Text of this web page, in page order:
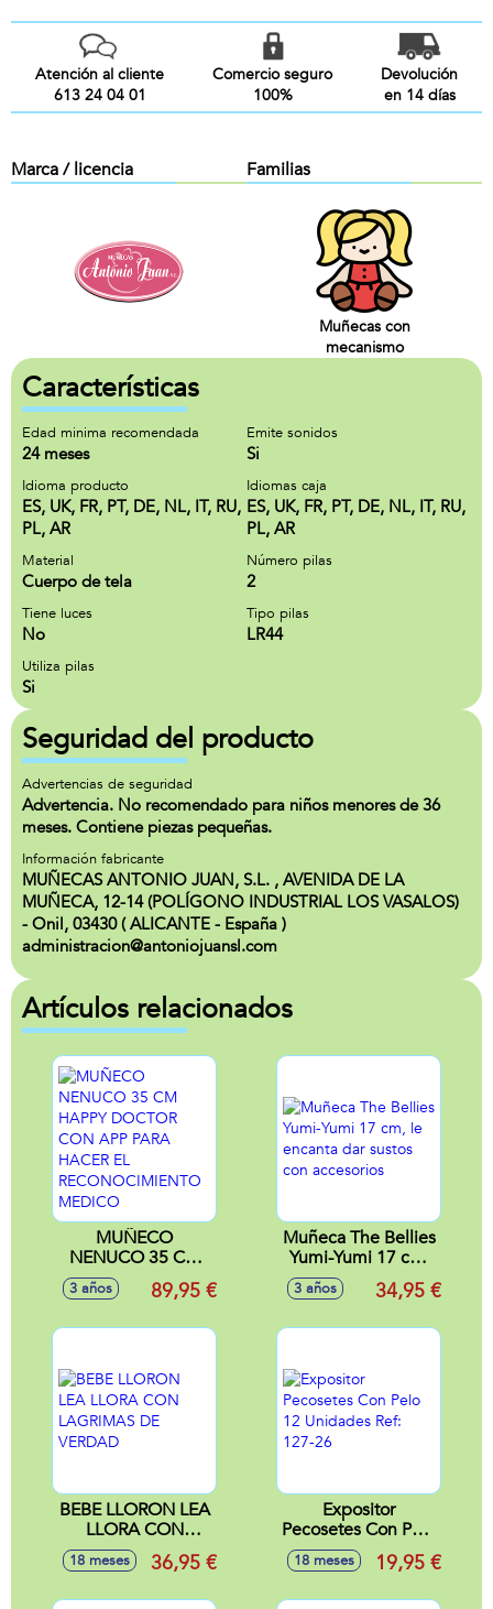
Atención al cliente
613 24 04 01
Comercio seguro
100%
Devolución
en 14 días
Marca / licencia Familias
Muñecas con
mecanismo
Características
Edad minima recomendada
24 meses
Emite sonidos
Si
Idioma producto
ES, UK, FR, PT, DE, NL, IT, RU,
PL, AR
Idiomas caja
ES, UK, FR, PT, DE, NL, IT, RU,
PL, AR
Material
Cuerpo de tela
Número pilas
2
Tiene luces
No
Tipo pilas
LR44
Utiliza pilas
Si
Seguridad del producto
Advertencias de seguridad
Advertencia. No recomendado para niños menores de 36
meses. Contiene piezas pequeñas.
Información fabricante
MUÑECAS ANTONIO JUAN, S.L. , AVENIDA DE LA
MUÑECA, 12-14 (POLÍGONO INDUSTRIAL LOS VASALOS)
- Onil, 03430 ( ALICANTE - España )
administracion@antoniojuansl.com
Artículos relacionados
MUÑECO
NENUCO 35 CM
HAPPY DOCTOR
CON APP PARA
RECONOCIMIENTO
3 años 89,95 €
Muñeca The Bellies
Yumi-Yumi 17 cm,
le encanta dar
sustos con
3 años 34,95 €
BEBE LLORON LEA
LLORA CON
LAGRIMAS DE
VERDAD
18 meses 36,95 €
Expositor
Pecosetes Con Pelo
12 Unidades Ref:
127-26
18 meses 19,95 €